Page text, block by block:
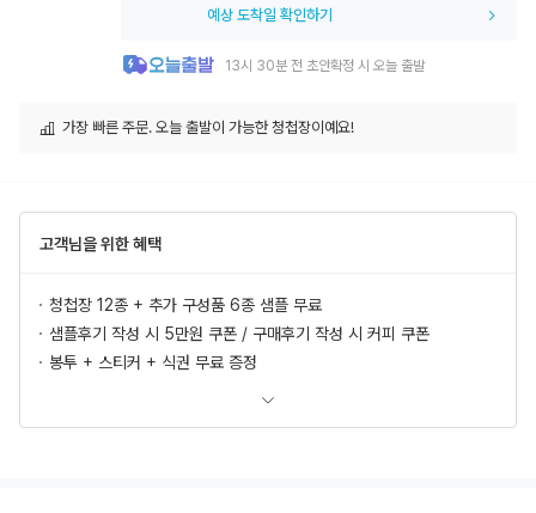
예상 도착일 확인하기
13시 30분 전 초안확정 시 오늘 출발
가장 빠른 주문. 오늘 출발이 가능한 청첩장이예요!
고객님을 위한 혜택
청첩장 12종 + 추가 구성품 6종 샘플 무료
샘플후기 작성 시 5만원 쿠폰 / 구매후기 작성 시 커피 쿠폰
봉투 + 스티커 + 식권 무료 증정